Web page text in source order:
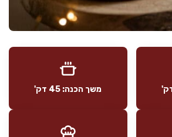
משך הכנה: 45 דק'